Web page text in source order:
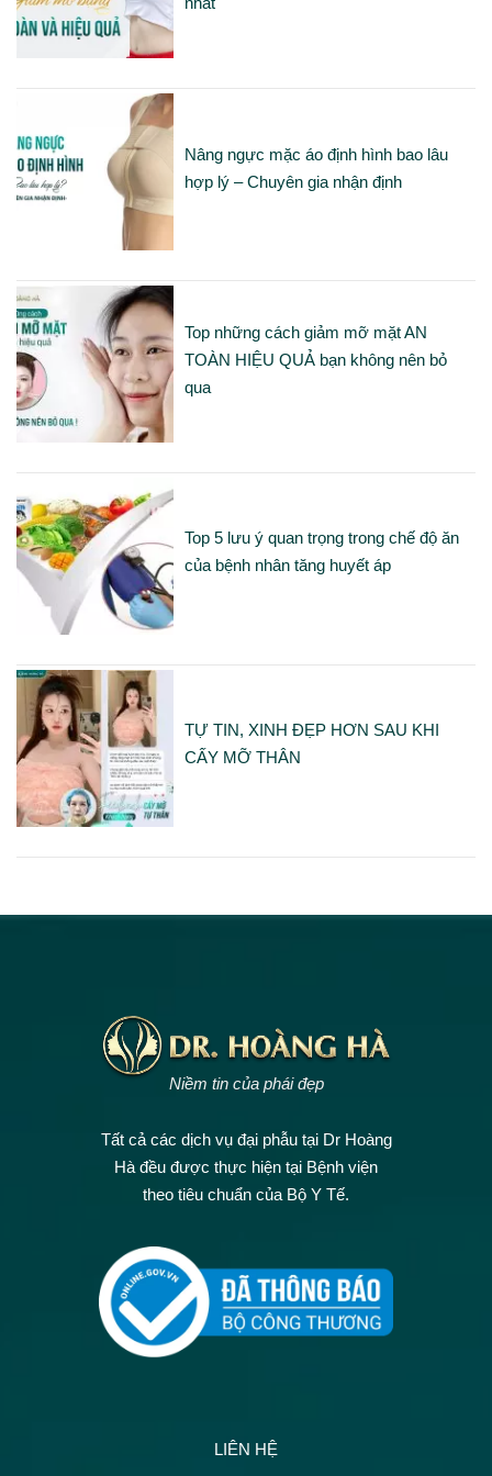
Nâng ngực mặc áo định hình bao lâu
hợp lý – Chuyên gia nhận định
Top những cách giảm mỡ mặt AN
TOÀN HIỆU QUẢ bạn không nên bỏ
qua
Top 5 lưu ý quan trọng trong chế độ ăn
của bệnh nhân tăng huyết áp
TỰ TIN, XINH ĐẸP HƠN SAU KHI
CẤY MỠ THÂN
Niềm tin của phái đẹp
Tất cả các dịch vụ đại phẫu tại Dr Hoàng
Hà đều được thực hiện tại Bệnh viện
theo tiêu chuẩn của Bộ Y Tế.
LIÊN HỆ